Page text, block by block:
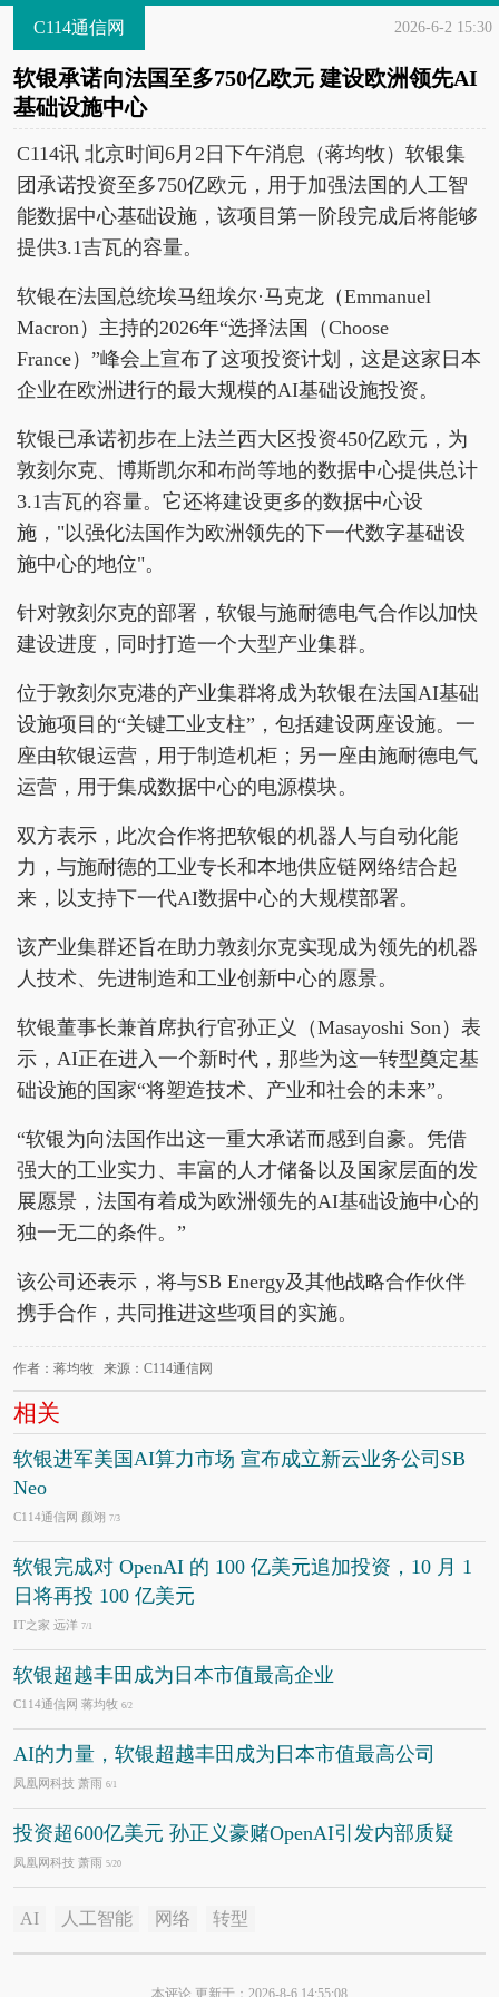
C114通信网 2026-6-2 15:30
软银承诺向法国至多750亿欧元 建设欧洲领先AI
基础设施中心
C114讯 北京时间6月2日下午消息（蒋均牧）软银集
团承诺投资至多750亿欧元，用于加强法国的人工智
能数据中心基础设施，该项目第一阶段完成后将能够
提供3.1吉瓦的容量。
软银在法国总统埃马纽埃尔·马克龙（Emmanuel
Macron）主持的2026年“选择法国（Choose
France）”峰会上宣布了这项投资计划，这是这家日本
企业在欧洲进行的最大规模的AI基础设施投资。
软银已承诺初步在上法兰西大区投资450亿欧元，为
敦刻尔克、博斯凯尔和布尚等地的数据中心提供总计
3.1吉瓦的容量。它还将建设更多的数据中心设
施，"以强化法国作为欧洲领先的下一代数字基础设
施中心的地位"。
针对敦刻尔克的部署，软银与施耐德电气合作以加快
建设进度，同时打造一个大型产业集群。
位于敦刻尔克港的产业集群将成为软银在法国AI基础
设施项目的“关键工业支柱”，包括建设两座设施。一
座由软银运营，用于制造机柜；另一座由施耐德电气
运营，用于集成数据中心的电源模块。
双方表示，此次合作将把软银的机器人与自动化能
力，与施耐德的工业专长和本地供应链网络结合起
来，以支持下一代AI数据中心的大规模部署。
该产业集群还旨在助力敦刻尔克实现成为领先的机器
人技术、先进制造和工业创新中心的愿景。
软银董事长兼首席执行官孙正义（Masayoshi Son）表
示，AI正在进入一个新时代，那些为这一转型奠定基
础设施的国家“将塑造技术、产业和社会的未来”。
“软银为向法国作出这一重大承诺而感到自豪。凭借
强大的工业实力、丰富的人才储备以及国家层面的发
展愿景，法国有着成为欧洲领先的AI基础设施中心的
独一无二的条件。”
该公司还表示，将与SB Energy及其他战略合作伙伴
携手合作，共同推进这些项目的实施。
作者：蒋均牧 来源：C114通信网
相关
软银进军美国AI算力市场 宣布成立新云业务公司SB
Neo
C114通信网 颜翊 7/3
软银完成对 OpenAI 的 100 亿美元追加投资，10 月 1
日将再投 100 亿美元
IT之家 远洋 7/1
软银超越丰田成为日本市值最高企业
C114通信网 蒋均牧 6/2
AI的力量，软银超越丰田成为日本市值最高公司
凤凰网科技 萧雨 6/1
投资超600亿美元 孙正义豪赌OpenAI引发内部质疑
凤凰网科技 萧雨 5/20
AI 人工智能 网络 转型
本评论 更新于：2026-8-6 14:55:08